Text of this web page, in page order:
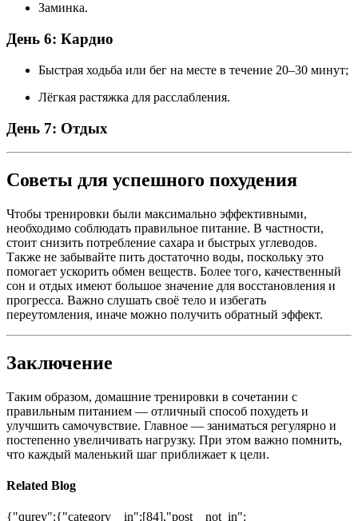
Заминка.
День 6: Кардио
Быстрая ходьба или бег на месте в течение 20–30 минут;
Лёгкая растяжка для расслабления.
День 7: Отдых
Советы для успешного похудения
Чтобы тренировки были максимально эффективными,
необходимо соблюдать правильное питание. В частности,
стоит снизить потребление сахара и быстрых углеводов.
Также не забывайте пить достаточно воды, поскольку это
помогает ускорить обмен веществ. Более того, качественный
сон и отдых имеют большое значение для восстановления и
прогресса. Важно слушать своё тело и избегать
переутомления, иначе можно получить обратный эффект.
Заключение
Таким образом, домашние тренировки в сочетании с
правильным питанием — отличный способ похудеть и
улучшить самочувствие. Главное — заниматься регулярно и
постепенно увеличивать нагрузку. При этом важно помнить,
что каждый маленький шаг приближает к цели.
Related Blog
{"qurey":{"category__in":[84],"post__not_in":